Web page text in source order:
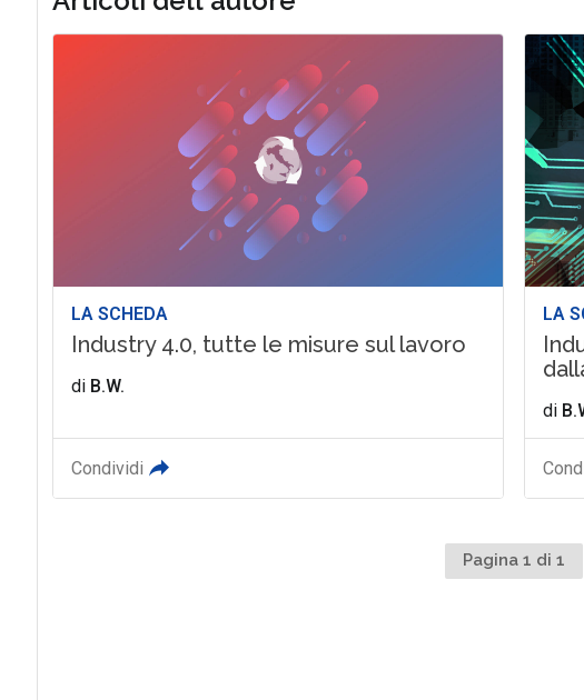
LA SCHEDA
Industry 4.0, tutte le misure sul lavoro
di B.W.
Condividi
LA
di
Pagina 1 di 1